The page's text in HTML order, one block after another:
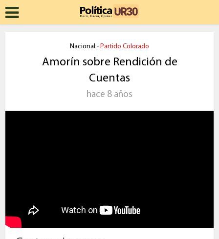
Nacional • Partido Colorado
Amorín sobre Rendición de
Cuentas
hace 8 años